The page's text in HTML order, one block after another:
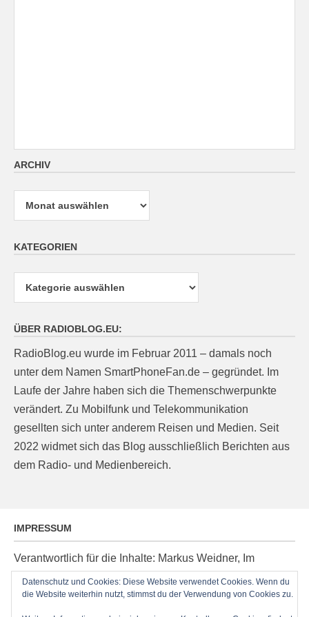
ARCHIV
Archiv
KATEGORIEN
ÜBER RADIOBLOG.EU:
RadioBlog.eu wurde im Februar 2011 – damals noch
unter dem Namen SmartPhoneFan.de – gegründet. Im
Laufe der Jahre haben sich die Themenschwerpunkte
verändert. Zu Mobilfunk und Telekommunikation
gesellten sich unter anderem Reisen und Medien. Seit
2022 widmet sich das Blog ausschließlich Berichten aus
dem Radio- und Medienbereich.
IMPRESSUM
Verantwortlich für die Inhalte: Markus Weidner, Im
Ziegelacker 20, D-63599 Biebergemünd, E-Mail:
post@radioblog.eu
Technik und Administration: Thomas Michel
Datenschutz und Cookies: Diese Website verwendet Cookies. Wenn du
die Website weiterhin nutzt, stimmst du der Verwendung von Cookies zu.